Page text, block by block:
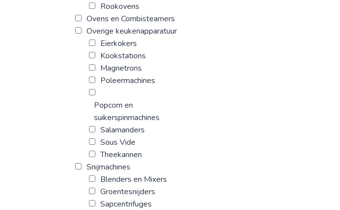
Rookovens
Ovens en Combisteamers
Overige keukenapparatuur
Eierkokers
Kookstations
Magnetrons
Poleermachines
Popcorn en
suikerspinmachines
Salamanders
Sous Vide
Theekannen
Snijmachines
Blenders en Mixers
Groentesnijders
Sapcentrifuges